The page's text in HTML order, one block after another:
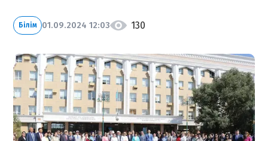
Білім 01.09.2024 12:03 130